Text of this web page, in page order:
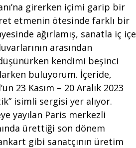
girerken içimi garip bir
etmenin ötesinde farklı bir
ağırlamış, sanatla iç içe
arasından
kendimi beşinci
buluyorum. İçeride,
23 Kasım – 20 Aralık 2023
isimli sergisi yer alıyor.
yayılan Paris merkezli
ürettiği son dönem
gibi sanatçının üretim